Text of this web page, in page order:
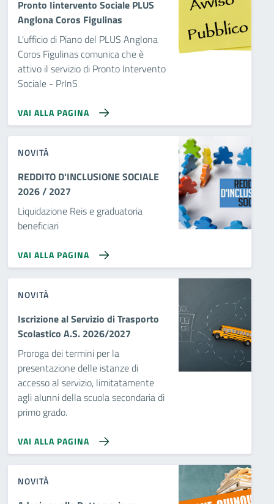
Pronto Iintervento Sociale PLUS
Anglona Coros Figulinas
L'ufficio di Piano del PLUS Anglona
Coros Figulinas comunica che è
attivo il servizio di Pronto Intervento
Sociale - PrInS
VAI ALLA PAGINA
NOVITÀ
REDDITO D'INCLUSIONE SOCIALE
2026 / 2027
Liquidazione Reis e graduatoria
beneficiari
VAI ALLA PAGINA
NOVITÀ
Iscrizione al Servizio di Trasporto
Scolastico A.S. 2026/2027
Proroga dei termini per la
presentazione delle istanze di
accesso al servizio, limitatamente
agli alunni della scuola secondaria di
primo grado.
VAI ALLA PAGINA
NOVITÀ